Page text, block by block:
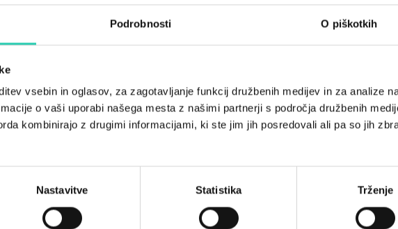
Podrobnosti O piškotkih
vsebin in oglasov, za zagotavljanje funkcij družbenih medijev in za analize
o vaši uporabi našega mesta z našimi partnerji s področja družbenih
kombinirajo z drugimi informacijami, ki ste jim jih posredovali ali pa so jih
Nastavitve Statistika Trženje